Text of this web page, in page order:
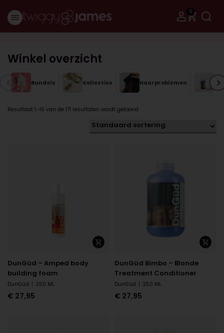
0
Winkel overzicht
Bundels Collecties Haarproblemen
Resultaat 1–16 van de 171 resultaten wordt getoond
DunGüd – Amped body
building foam
DunGüd | 250 ML
€ 27,95
DunGüd Bimbo – Blonde
Treatment Conditioner
DunGüd | 250 ML
€ 27,95